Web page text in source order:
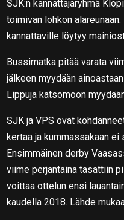
SJK:n kannattajaryhmä
toimivan lohkon
kannattaville löytyy
Bussimatka pitää varata
jälkeen myydään
Lippuja katsomoon
SJK ja VPS ovat
kertaa ja kummassakaan
Ensimmäinen derby
viime perjantaina tasattiin
voittaa ottelun ensi
kaudella 2018. Lähde